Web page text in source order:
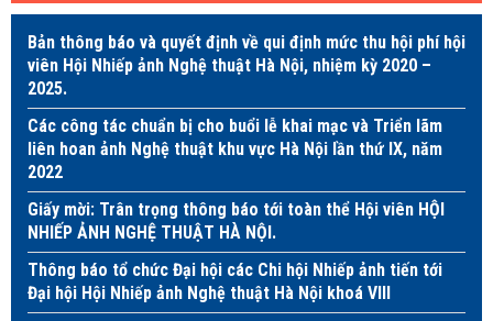
Bản thông báo và quyết định về qui định mức thu hội phí hội
viên Hội Nhiếp ảnh Nghệ thuật Hà Nội, nhiệm kỳ 2020 –
2025.
Các công tác chuẩn bị cho buổi lễ khai mạc và Triển lãm
liên hoan ảnh Nghệ thuật khu vực Hà Nội lần thứ IX, năm
2022
Giấy mời: Trân trọng thông báo tới toàn thể Hội viên HỘI
NHIẾP ẢNH NGHỆ THUẬT HÀ NỘI.
Thông báo tổ chức Đại hội các Chi hội Nhiếp ảnh tiến tới
Đại hội Hội Nhiếp ảnh Nghệ thuật Hà Nội khoá VIII